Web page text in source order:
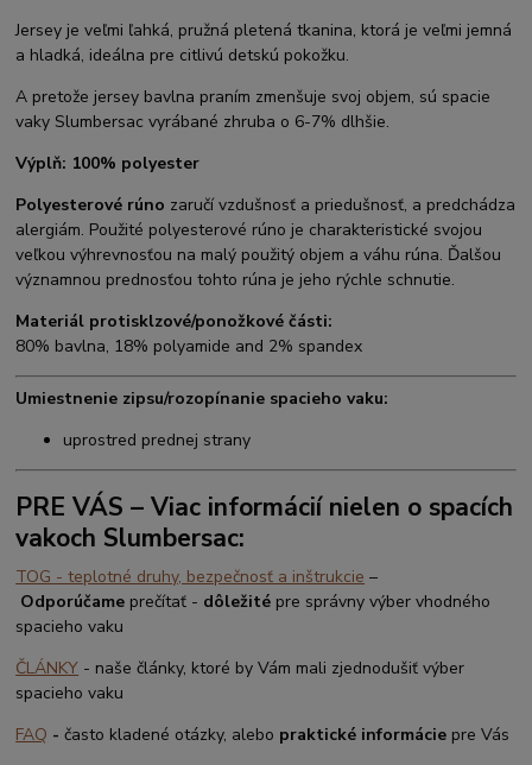
Jersey je veľmi ľahká, pružná pletená tkanina, ktorá je veľmi jemná
a hladká, ideálna pre citlivú detskú pokožku.
A pretože jersey bavlna praním zmenšuje svoj objem, sú spacie
vaky Slumbersac vyrábané zhruba o 6-7% dlhšie.
Výplň: 100% polyester
Polyesterové rúno zaručí vzdušnosť a priedušnosť, a predchádza
alergiám. Použité polyesterové rúno je charakteristické svojou
veľkou výhrevnosťou na malý použitý objem a váhu rúna. Ďalšou
významnou prednosťou tohto rúna je jeho rýchle schnutie.
Materiál protisklzové/ponožkové části:
80% bavlna, 18% polyamide and 2% spandex
Umiestnenie zipsu/rozopínanie spacieho vaku:
uprostred prednej strany
PRE VÁS – Viac informácií nielen o spacích
vakoch Slumbersac:
TOG - teplotné druhy, bezpečnosť a inštrukcie –
Odporúčame prečítať - dôležité pre správny výber vhodného
spacieho vaku
ČLÁNKY - naše články, ktoré by Vám mali zjednodušiť výber
spacieho vaku
FAQ -často kladené otázky, alebo praktické informácie pre Vás